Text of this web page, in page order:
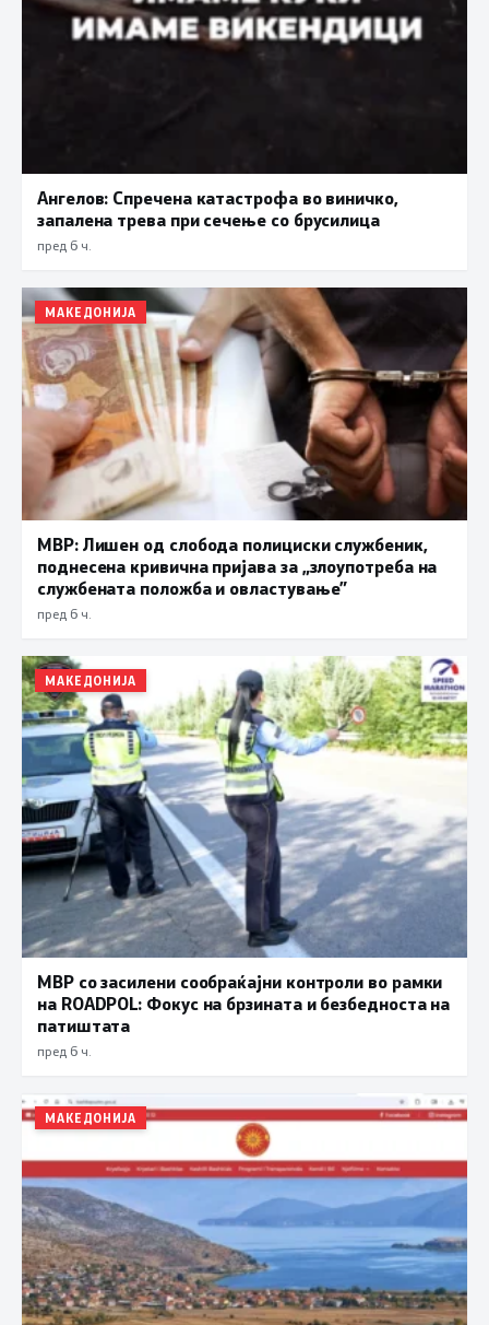
Ангелов: Спречена катастрофа во виничко,
запалена трева при сечење со брусилица
пред 6 ч.
МАКЕДОНИЈА
МВР: Лишен од слобода полициски службеник,
поднесена кривична пријава за „злоупотреба на
службената положба и овластување”
пред 6 ч.
МАКЕДОНИЈА
МВР со засилени сообраќајни контроли во рамки
на ROADPOL: Фокус на брзината и безбедноста на
патиштата
пред 6 ч.
МАКЕДОНИЈА